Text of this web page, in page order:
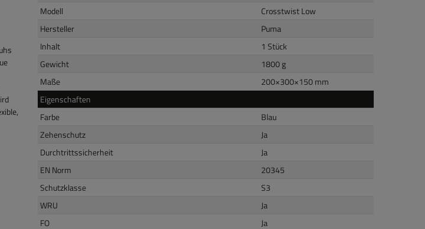
Modell
Crosstwist Low
Hersteller
Puma
Inhalt
1 Stück
Gewicht
1800 g
Maße
200×300×150mm
Eigenschaften
Farbe
Blau
Zehenschutz
Ja
Durchtrittssicherheit
Ja
EN Norm
20345
Schutzklasse
S3
WRU
Ja
FO
Ja